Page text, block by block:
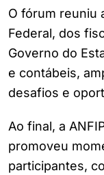
O fórum reuniu
Federal, dos
Governo do
e contábeis,
desafios e
Ao final, a
promoveu
participantes,